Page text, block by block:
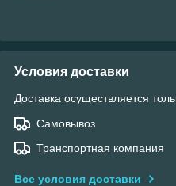
Условия доставки
Доставка осуществляется
Самовывоз
Транспортная компания
Все условия доставки